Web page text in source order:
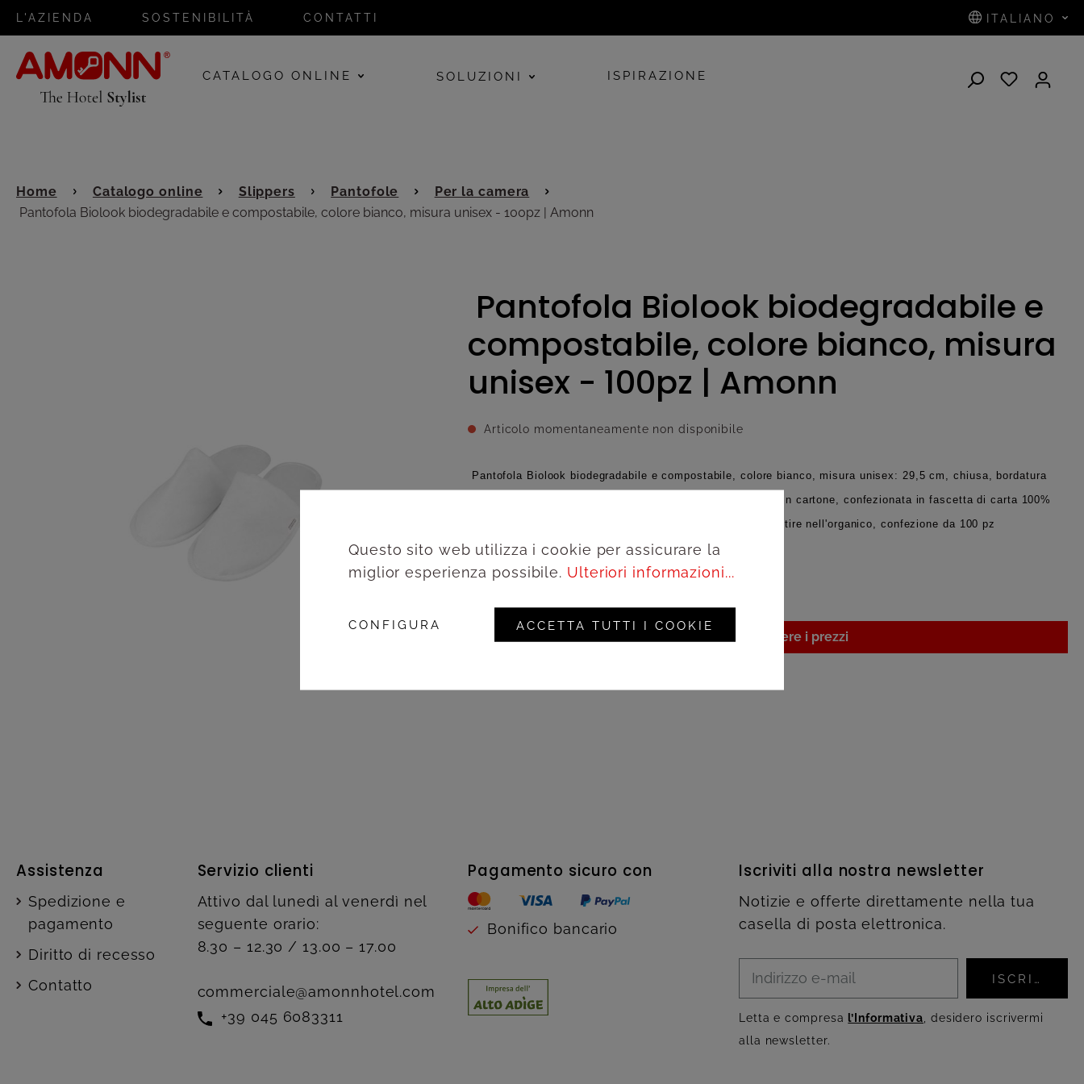
L'AZIENDA SOSTENIBILITÀ CONTATTI ITALIANO
CATALOGO ONLINE SOLUZIONI ISPIRAZIONE
Home Catalogo online Slippers Pantofole
Per la camera
Pantofola Biolook biodegradabile e compostabile, colore bianco, misura unisex - 100pz | Amonn
Pantofola Biolook biodegradabile e
compostabile, colore bianco, misura
unisex - 100pz | Amonn
Articolo momentaneamente non disponibile
Pantofola Biolook biodegradabile e compostabile, colore bianco, misura unisex: 29,5 cm, chiusa, bordatura
Comfort, sottosuola a microsfere in cartone, suola interna in cartone, confezionata in fascetta di carta 100%
riciclabile, Made in Europe, materie prime italiane, da smaltire nell'organico, confezione da 100 pz
Accedi per vedere i prezzi
Assistenza
Spedizione e
pagamento
Diritto di recesso
Contatto
Servizio clienti
Attivo dal lunedì al venerdì nel
seguente orario:
8.30 – 12.30 / 13.00 – 17.00
commerciale@amonnhotel.com
+39 045 6083311
Pagamento sicuro con
Bonifico bancario
Iscriviti alla nostra newsletter
Notizie e offerte direttamente nella tua
casella di posta elettronica.
ISCRIVITI
Letta e compresa l’Informativa , desidero iscrivermi
alla newsletter.
Questo sito web utilizza i cookie per assicurare la
miglior esperienza possibile. Ulteriori informazioni...
CONFIGURA ACCETTA TUTTI I COOKIE